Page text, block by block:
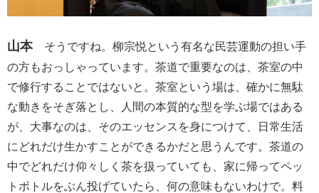
山本そうですね。柳宗悦という有名な民芸運動の担い手
の方もおっしゃっています。茶道で重要なのは、茶室の中
で修行することではないと。茶室という場は、確かに無駄
な動きをそぎ落とし、人間の本質的な型を学ぶ場ではある
が、大事なのは、そのエッセンスを身につけて、日常生活
にどれだけ生かすことができるかだと思うんです。茶道の
中でどれだけ仰々しく茶を扱っていても、家に帰ってペッ
トボトルをぶん投げていたら、何の意味もないわけで。料